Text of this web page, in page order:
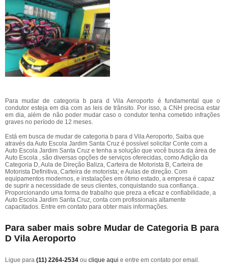
Para mudar de categoria b para d Vila Aeroporto é fundamental que o
condutor esteja em dia com as leis de trânsito. Por isso, a CNH precisa estar
em dia, além de não poder mudar caso o condutor tenha cometido infrações
graves no período de 12 meses.
Está em busca de mudar de categoria b para d Vila Aeroporto, Saiba que
através da Auto Escola Jardim Santa Cruz é possível solicitar Conte com a
Auto Escola Jardim Santa Cruz e tenha a solução que você busca da área de
Auto Escola , são diversas opções de serviços oferecidas, como Adição da
Categoria D, Aula de Direção Baliza, Carteira de Motorista B, Carteira de
Motorista Definitiva, Carteira de motorista; e Aulas de direção. Com
equipamentos modernos, e instalações em ótimo estado, a empresa é capaz
de suprir a necessidade de seus clientes, conquistando sua confiança..
Proporcionando uma forma de trabalho que preza a eficaz e confiabilidade, a
Auto Escola Jardim Santa Cruz, conta com profissionais altamente
capacitados. Entre em contato para obter mais informações.
Para saber mais sobre Mudar de Categoria B para
D Vila Aeroporto
Ligue para (11) 2264-2534 ou clique aqui e entre em contato por email.